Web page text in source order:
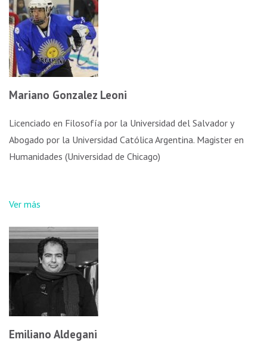
Mariano Gonzalez Leoni
Licenciado en Filosofía por la Universidad del Salvador y
Abogado por la Universidad Católica Argentina. Magister en
Humanidades (Universidad de Chicago)
Ver más
Emiliano Aldegani